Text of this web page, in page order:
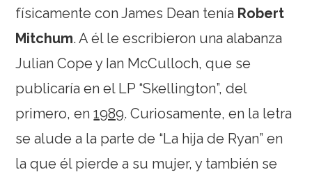
físicamente con James Dean tenía Robert
Mitchum. A él le escribieron una alabanza
Julian Cope y Ian McCulloch, que se
publicaría en el LP “Skellington”, del
primero, en1989. Curiosamente, en la letra
se alude a la parte de “La hija de Ryan” en
la que él pierde a su mujer, y también se